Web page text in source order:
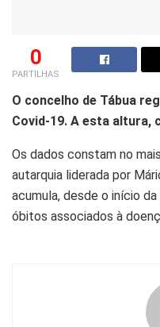
0
PARTILHAS
O concelho de Tábua
Covid-19. A esta altura,
Os dados constam no
autarquia liderada por
acumula, desde o início
óbitos associados à